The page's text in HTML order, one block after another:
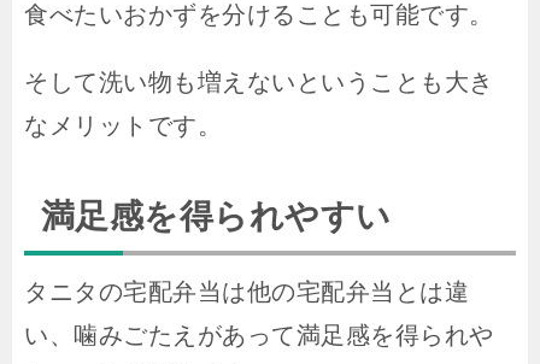
食べたいおかずを分けることも可能です。
そして洗い物も増えないということも大き
なメリットです。
満足感を得られやすい
タニタの宅配弁当は他の宅配弁当とは違
い、噛みごたえがあって満足感を得られや